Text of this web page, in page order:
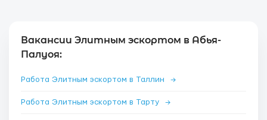
Вакансии Элитным эскортом в Абья-
Палуоя:
Работа Элитным эскортом в Таллин →
Работа Элитным эскортом в Тарту →